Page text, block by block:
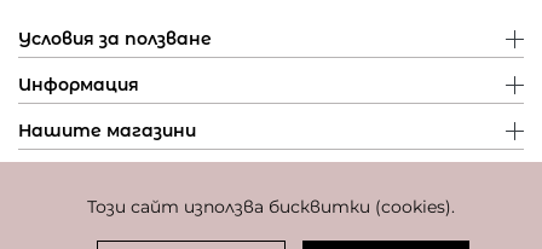
Този сайт използва бисквитки (cookies).
Условия за ползване
Информация
Нашите магазини